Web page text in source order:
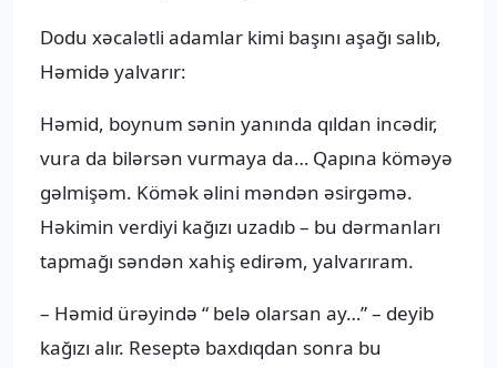
Dodu xəcalətli adamlar kimi başını aşağı salıb,
Həmidə yalvarır:
Həmid, boynum sənin yanında qıldan incədir,
vura da bilərsən vurmaya da… Qapına köməyə
gəlmişəm. Kömək əlini məndən əsirgəmə.
Həkimin verdiyi kağızı uzadıb – bu dərmanları
tapmağı səndən xahiş edirəm, yalvarıram.
– Həmid ürəyində “ belə olarsan ay…” – deyib
kağızı alır. Reseptə baxdıqdan sonra bu